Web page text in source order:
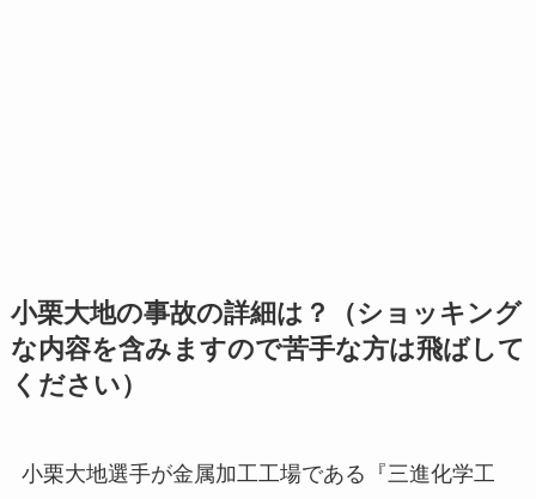
小栗大地の事故の詳細は？（ショッキング
な内容を含みますので苦手な方は飛ばして
ください）
小栗大地選手が金属加工工場である『三進化学工